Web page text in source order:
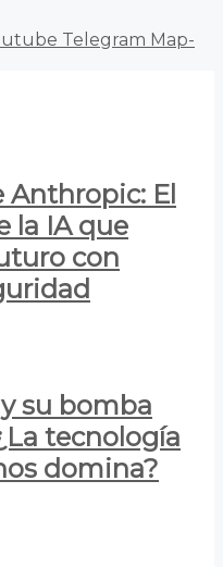
Telegram Map-
Anthropic: El
la IA que
con
su bomba
tecnología
domina?